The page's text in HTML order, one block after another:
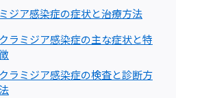
ジア感染症の症状と治療方法
クラミジア感染症の主な症状と特
クラミジア感染症の検査と診断方